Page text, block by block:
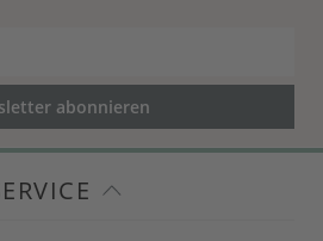
abonnieren